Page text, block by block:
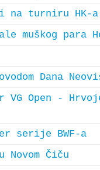
na turniru HK-a
muškog para
Dana
VG Open -
serije BWF-a
Čiču